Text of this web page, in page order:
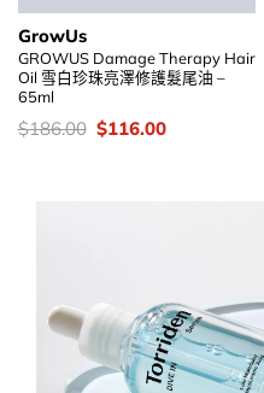
GrowUs
GROWUS Damage Therapy Hair
Oil 雪白珍珠亮澤修護髮尾油 –
65ml
價
錢：
$186.00 Original
price
$116.00Current